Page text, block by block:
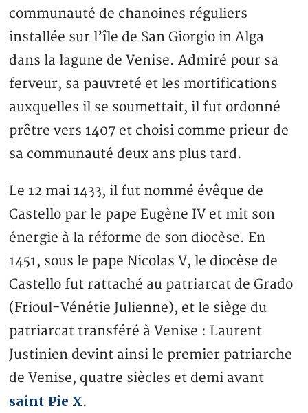
communauté de chanoines réguliers
installée sur l’île de San Giorgio in Alga
dans la lagune de Venise. Admiré pour sa
ferveur, sa pauvreté et les mortifications
auxquelles il se soumettait, il fut ordonné
prêtre vers 1407 et choisi comme prieur de
sa communauté deux ans plus tard.
Le 12 mai 1433, il fut nommé évêque de
Castello par le pape Eugène IV et mit son
énergie à la réforme de son diocèse. En
1451, sous le pape Nicolas V, le diocèse de
Castello fut rattaché au patriarcat de Grado
(Frioul-Vénétie Julienne), et le siège du
patriarcat transféré à Venise : Laurent
Justinien devint ainsi le premier patriarche
de Venise, quatre siècles et demi avant
saint Pie X.